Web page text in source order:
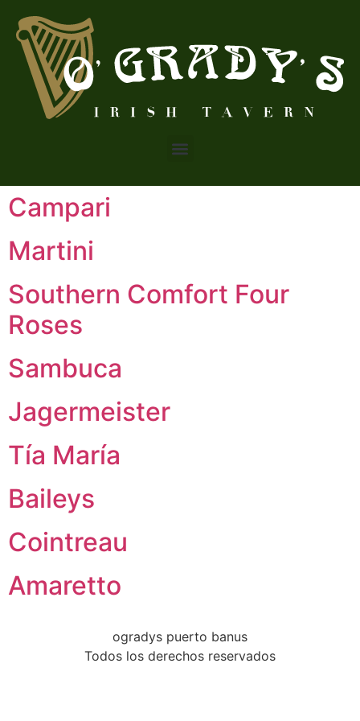
Campari
Martini
Southern Comfort Four
Roses
Sambuca
Jagermeister
Tía María
Baileys
Cointreau
Amaretto
ogradys puerto banus
Todos los derechos reservados